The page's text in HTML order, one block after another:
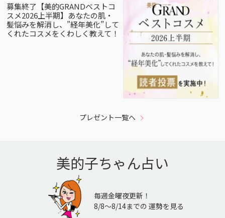
募集終了【美的GRANDベストコ
スメ2026上半期】あなたの肌・
髪悩みを解消し、”経年美化”して
くれたコスメをくわしく教えて！
プレゼント一覧へ
美的子ちゃん占い
毎週金曜夜更新！
8/8〜8/14までの 運勢を見る